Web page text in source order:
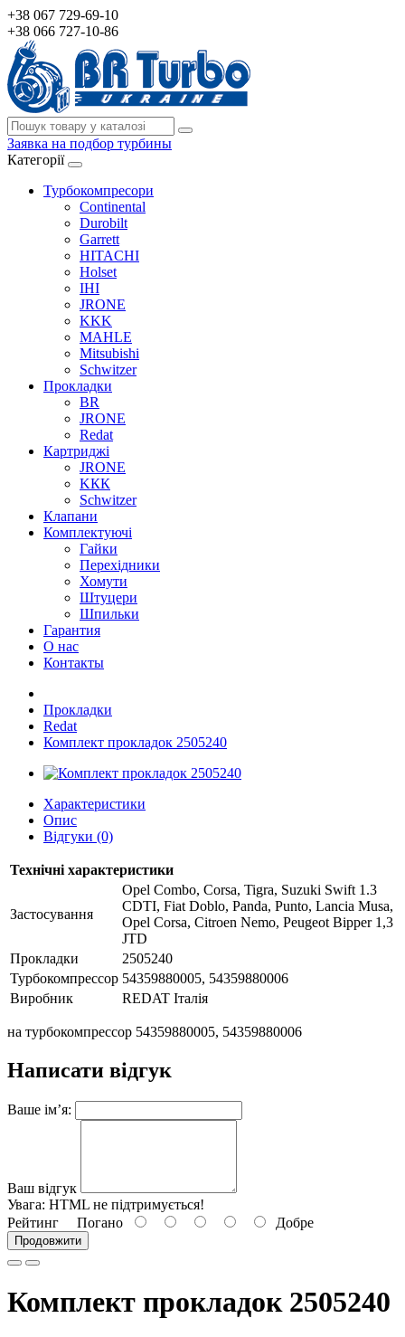
+38 067 729-69-10
+38 066 727-10-86
Заявка на подбор турбины
Категорії
Турбокомпресори
Continental
Durobilt
Garrett
HITACHI
Holset
IHI
JRONE
KKK
MAHLE
Mitsubishi
Schwitzer
Прокладки
BR
JRONE
Redat
Картриджі
JRONE
KКК
Schwitzer
Клапани
Комплектуючі
Гайки
Перехідники
Хомути
Штуцери
Шпильки
Гарантия
О нас
Контакты
Прокладки
Redat
Комплект прокладок 2505240
Характеристики
Опис
Відгуки (0)
Технічні характеристики
Застосування
Opel Combo, Corsa, Tigra, Suzuki Swift 1.3
CDTI, Fiat Doblo, Panda, Punto, Lancia Musa,
Opel Corsa, Citroen Nemo, Peugeot Bipper 1,3
JTD
Прокладки
2505240
Турбокомпрессор 54359880005, 54359880006
Виробник
REDAT Італія
на турбокомпрессор 54359880005, 54359880006
Написати відгук
Ваше ім’я:
Ваш відгук
Увага: HTML не підтримується!
Рейтинг Погано Добре
Продовжити
Комплект прокладок 2505240